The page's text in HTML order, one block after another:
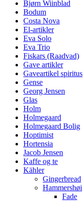
Bjørn Wiinblad
Bodum
Costa Nova
El-artikler
Eva Solo
Eva Trio
Fiskars (Raadvad)
Gave artikler
Gaveartikel spiritus
Gense
Georg Jensen
Glas
Holm
Holmegaard
Holmegaard Bolig
Hoptimist
Hortensia
Jacob Jensen
Kaffe og te
Kähler
Gingerbread
Hammershøi
Fade